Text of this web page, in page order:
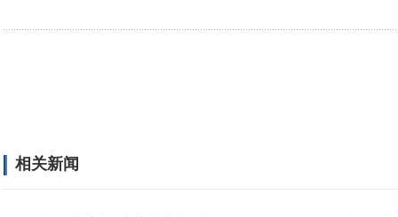
相关新闻